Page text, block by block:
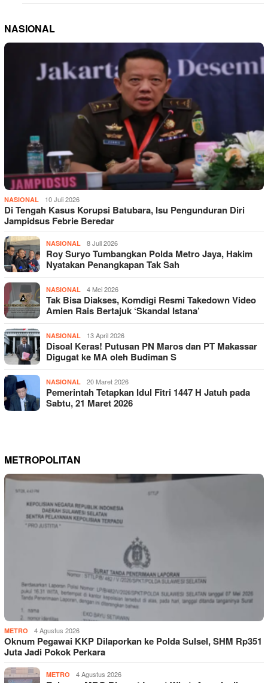
NASIONAL
NASIONAL 10 Juli 2026
Di Tengah Kasus Korupsi Batubara, Isu Pengunduran Diri
Jampidsus Febrie Beredar
NASIONAL 8 Juli 2026
Roy Suryo Tumbangkan Polda Metro Jaya, Hakim
Nyatakan Penangkapan Tak Sah
NASIONAL 4 Mei 2026
Tak Bisa Diakses, Komdigi Resmi Takedown Video
Amien Rais Bertajuk ‘Skandal Istana’
NASIONAL 13 April 2026
Disoal Keras! Putusan PN Maros dan PT Makassar
Digugat ke MA oleh Budiman S
NASIONAL 20 Maret 2026
Pemerintah Tetapkan Idul Fitri 1447 H Jatuh pada
Sabtu, 21 Maret 2026
METROPOLITAN
METRO 4 Agustus 2026
Oknum Pegawai KKP Dilaporkan ke Polda Sulsel, SHM Rp351
Juta Jadi Pokok Perkara
METRO 4 Agustus 2026